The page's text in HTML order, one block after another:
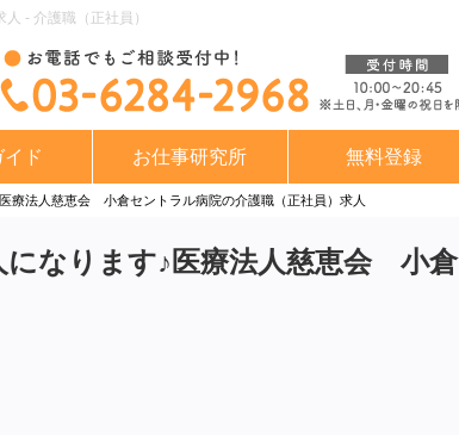
- 介護職（正社員）
ド お仕事研究所 無料登録
療法人慈恵会 小倉セントラル病院の介護職（正社員）求人
になります♪医療法人慈恵会 小倉